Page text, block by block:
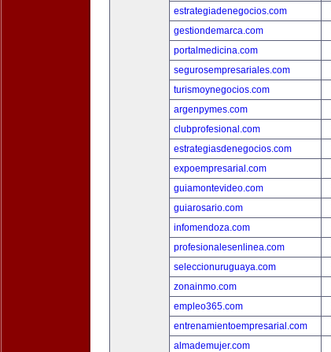
estrategiadenegocios.com
gestiondemarca.com
portalmedicina.com
segurosempresariales.com
turismoynegocios.com
argenpymes.com
clubprofesional.com
estrategiasdenegocios.com
expoempresarial.com
guiamontevideo.com
guiarosario.com
infomendoza.com
profesionalesenlinea.com
seleccionuruguaya.com
zonainmo.com
empleo365.com
entrenamientoempresarial.com
almademujer.com